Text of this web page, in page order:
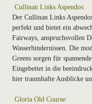
Cullinan Links Aspendos:
Der Cullinan Links
perfekt und bietet ein
Fairways, anspruchsvollen
Wasserhindernissen. Die
Greens sorgen für
Eingebettet in die
hier traumhafte Ausblicke
Gloria Old Course: